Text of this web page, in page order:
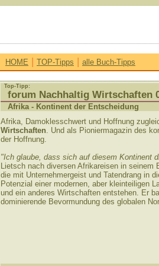
HOME | TOP-Tipps | alle Buch-Tipps
Top-Tipp:
forum Nachhaltig Wirtschaften
Afrika - Kontinent der Entscheidung
Afrika, Damoklesschwert und Hoffnung
Wirtschaften. Und als Pioniermagazin des
der Hoffnung.
"Ich glaube, dass sich auf diesem Kontinent
Lietsch nach diversen Afrikareisen in seinem
die mit Unternehmergeist und Tatendrang in
Potenzial einer modernen, aber kleinteiligen
und ein anderes Wirtschaften entstehen. Er
dominierende Bevormundung des globalen